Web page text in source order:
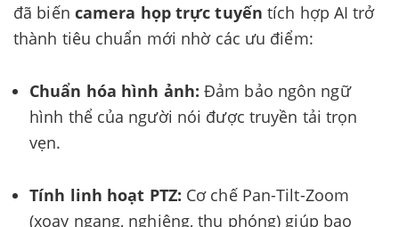
đã biến camera họp trực tuyến tích hợp AI trở
thành tiêu chuẩn mới nhờ các ưu điểm:
Chuẩn hóa hình ảnh: Đảm bảo ngôn ngữ
hình thể của người nói được truyền tải trọn
vẹn.
Tính linh hoạt PTZ: Cơ chế Pan-Tilt-Zoom
(xoay ngang, nghiêng, thu phóng) giúp bao